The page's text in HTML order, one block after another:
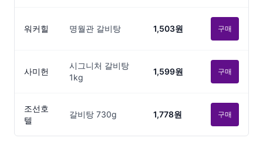
워커힐 명월관 갈비탕 1,503원 구매
사미헌
시그니처 갈비탕
1kg
1,599원 구매
조선호
텔
갈비탕 730g 1,778원 구매